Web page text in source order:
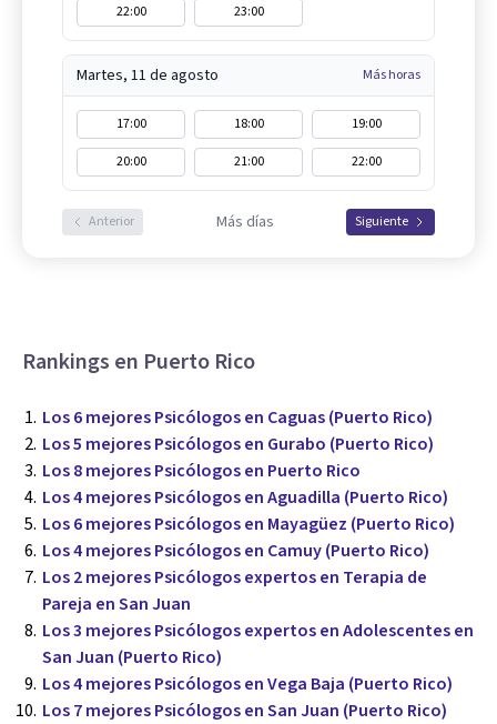
22:00
23:00
Martes, 11 de agosto Más horas
17:00 18:00
19:00
20:00
21:00 22:00
Anterior Más días Siguiente
Rankings en Puerto Rico
Los 6 mejores Psicólogos en Caguas (Puerto Rico)
Los 5 mejores Psicólogos en Gurabo (Puerto Rico)
Los 8 mejores Psicólogos en Puerto Rico
Los 4 mejores Psicólogos en Aguadilla (Puerto Rico)
Los 6 mejores Psicólogos en Mayagüez (Puerto Rico)
Los 4 mejores Psicólogos en Camuy (Puerto Rico)
Los 2 mejores Psicólogos expertos en Terapia de
Pareja en San Juan
Los 3 mejores Psicólogos expertos en Adolescentes en
San Juan (Puerto Rico)
Los 4 mejores Psicólogos en Vega Baja (Puerto Rico)
Los 7 mejores Psicólogos en San Juan (Puerto Rico)